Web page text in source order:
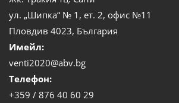
ул. „Шипка“ № 1, ет. 2, офис №11
Пловдив 4023, България
Имейл:
venti2020@abv.bg
Телефон:
+359 / 876 40 60 29